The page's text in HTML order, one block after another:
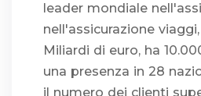
leader mondiale
nell'assicurazione
Miliardi di euro, ha
una presenza in 28
il numero dei clienti